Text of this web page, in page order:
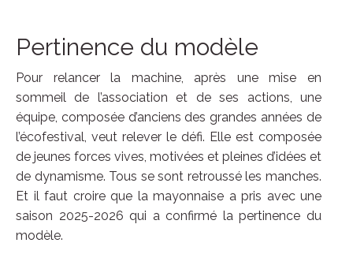
Pertinence du modèle
Pour relancer la machine, après une mise en
sommeil de l’association et de ses actions, une
équipe, composée d’anciens des grandes années de
l’écofestival, veut relever le défi. Elle est composée
de jeunes forces vives, motivées et pleines d’idées et
de dynamisme. Tous se sont retroussé les manches.
Et il faut croire que la mayonnaise a pris avec une
saison 2025-2026 qui a confirmé la pertinence du
modèle.